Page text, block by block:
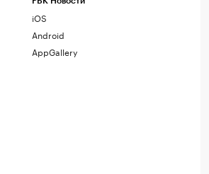
iOS
Android
AppGallery